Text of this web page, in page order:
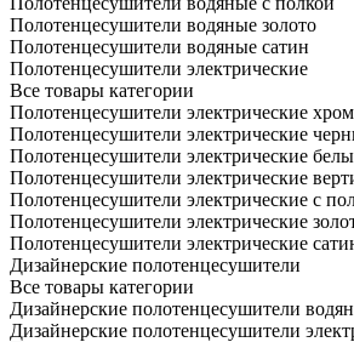
Полотенцесушители водяные золото
Полотенцесушители водяные сатин
Полотенцесушители электрические
Все товары категории
Полотенцесушители электрические хром
Полотенцесушители электрические
Полотенцесушители электрические
Полотенцесушители электрические
Полотенцесушители электрические с
Полотенцесушители электрические
Полотенцесушители электрические
Дизайнерские полотенцесушители
Все товары категории
Дизайнерские полотенцесушители
Дизайнерские полотенцесушители